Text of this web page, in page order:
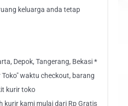
keluarga anda tetap
Depok, Tangerang, Bekasi *
waktu checkout, barang
kurir toko
kurir kami mulai dari Rp Gratis